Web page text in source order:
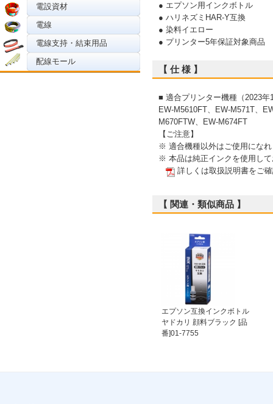
電設資材
電線
電線支持・結束用品
配線モール
● エプソン用インクボトル
● ハリネズミHAR-Y互換
● 染料イエロー
● プリンター5年保証対象商品
【 仕 様 】
■ 適合プリンター機種（2023年
EW-M5610FT、EW-M571T、
M670FTW、EW-M674FT
【ご注意】
※ 適合機種以外はご使用にな
※ 本品は純正インクを使用し
詳しくは取扱説明書をご
【 関連・類似商品 】
エプソン互換インクボトル
ヤドカリ 顔料ブラック [品
番]01-7755